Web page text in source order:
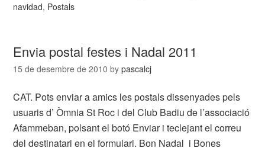
navidad, Postals
Envia postal festes i Nadal 2011
15 de desembre de 2010 bypascalcj
CAT. Pots enviar a amics les postals dissenyades pels
usuaris d’ Òmnia St Roc i del Club Badiu de l’associació
Afammeban, polsant el botó Enviar i teclejant el correu
del destinatari en el formulari. Bon Nadal i Bones